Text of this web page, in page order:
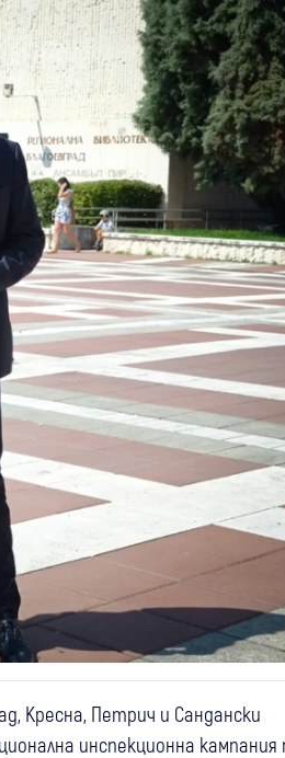
Кресна, Петрич и Сандански
инспекционна кампания